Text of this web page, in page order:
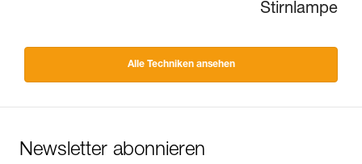
Stirnlampe
Alle Techniken ansehen
Newsletter abonnieren